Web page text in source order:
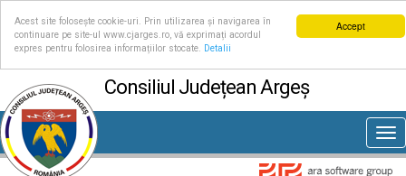
Accept
Acest site folosește cookie-uri. Prin utilizarea și navigarea în
continuare pe site-ul www.cjarges.ro, vă exprimați acordul
expres pentru folosirea informațiilor stocate.
Detalii
Consiliul Județean Argeș